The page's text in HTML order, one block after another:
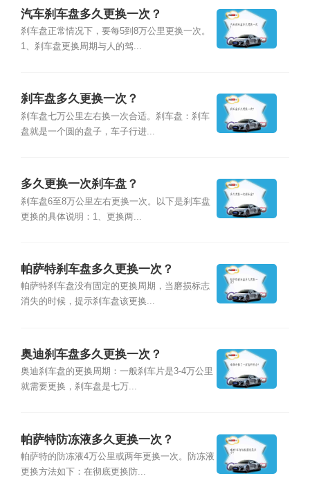
汽车刹车盘多久更换一次？
刹车盘正常情况下，要每5到8万公里更换一次。
1、刹车盘更换周期与人的驾...
刹车盘多久更换一次？
刹车盘七万公里左右换一次合适。刹车盘：刹车
盘就是一个圆的盘子，车子行进...
多久更换一次刹车盘？
刹车盘6至8万公里左右更换一次。以下是刹车盘
更换的具体说明：1、更换两...
帕萨特刹车盘多久更换一次？
帕萨特刹车盘没有固定的更换周期，当磨损标志
消失的时候，提示刹车盘该更换...
奥迪刹车盘多久更换一次？
奥迪刹车盘的更换周期：一般刹车片是3-4万公里
就需要更换，刹车盘是七万...
帕萨特防冻液多久更换一次？
帕萨特的防冻液4万公里或两年更换一次。防冻液
更换方法如下：在彻底更换防...